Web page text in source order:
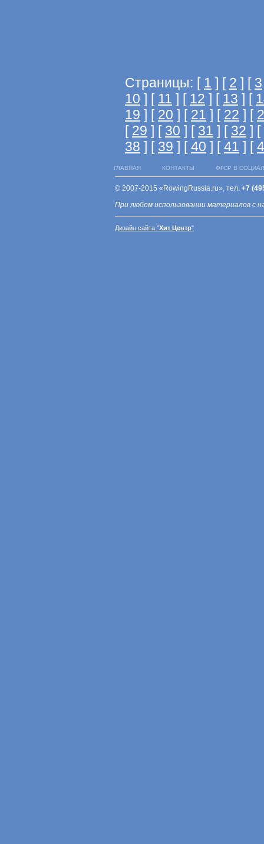
Страницы: [ 1 ] [ 2 ] [ 3
10 ] [ 11 ] [ 12 ] [ 13 ] [
19 ] [ 20 ] [ 21 ] [ 22 ] [
[ 29 ] [ 30 ] [ 31 ] [ 32 ] [
38 ] [ 39 ] [40 ] [41 ] [
ГЛАВНАЯ КОНТАКТЫ ФГСР В
© 2007-2015 «RowingRussia.ru», тел. +7
При любом использовании материалов с
Дизайн сайта "Хит Центр"